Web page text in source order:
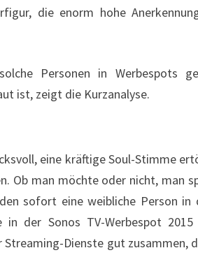
die enorm hohe
Personen in Werbespots
ist, zeigt die Kurzanalyse.
eine kräftige Soul-Stimme
Ob man möchte oder nicht, man
sofort eine weibliche Person in
der Sonos TV-Werbespot 2015
Dienste gut zusammen,